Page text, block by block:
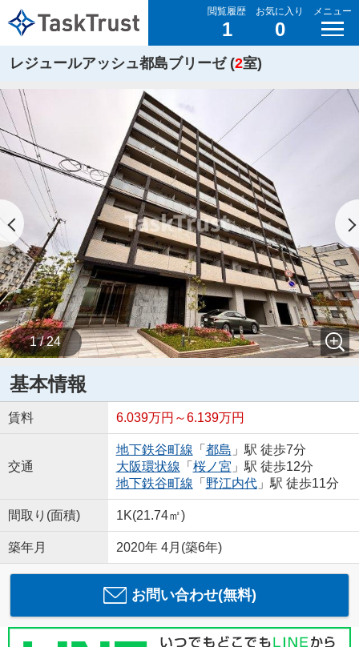
閲覧履歴
1
お気に入り
0
メニュー
レジュールアッシュ都島ブリーゼ (2室)
1 / 24
基本情報
賃料 6.039万円～6.139万円
交通
地下鉄谷町線 「 都島 」駅 徒歩7分
大阪環状線 「 桜ノ宮 」駅 徒歩12分
地下鉄谷町線 「 野江内代」駅 徒歩11分
間取り(面積) 1K(21.74㎡)
築年月 2020年 4月(築6年)
お問い合わせ(無料)